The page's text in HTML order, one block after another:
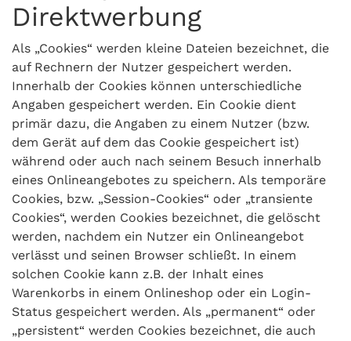
Direktwerbung
Als „Cookies“ werden kleine Dateien bezeichnet, die
auf Rechnern der Nutzer gespeichert werden.
Innerhalb der Cookies können unterschiedliche
Angaben gespeichert werden. Ein Cookie dient
primär dazu, die Angaben zu einem Nutzer (bzw.
dem Gerät auf dem das Cookie gespeichert ist)
während oder auch nach seinem Besuch innerhalb
eines Onlineangebotes zu speichern. Als temporäre
Cookies, bzw. „Session-Cookies“ oder „transiente
Cookies“, werden Cookies bezeichnet, die gelöscht
werden, nachdem ein Nutzer ein Onlineangebot
verlässt und seinen Browser schließt. In einem
solchen Cookie kann z.B. der Inhalt eines
Warenkorbs in einem Onlineshop oder ein Login-
Status gespeichert werden. Als „permanent“ oder
„persistent“ werden Cookies bezeichnet, die auch